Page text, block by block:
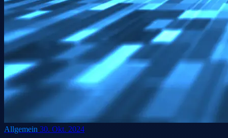
Allgemein 30. Okt. 2024